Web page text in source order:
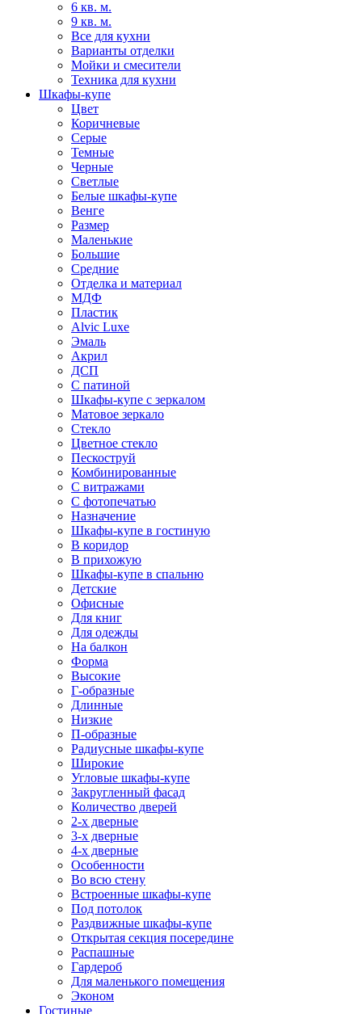
6 кв. м.
9 кв. м.
Все для кухни
Варианты отделки
Мойки и смесители
Техника для кухни
Шкафы-купе
Цвет
Коричневые
Серые
Темные
Черные
Светлые
Белые шкафы-купе
Венге
Размер
Маленькие
Большие
Средние
Отделка и материал
МДФ
Пластик
Alvic Luxe
Эмаль
Акрил
ДСП
С патиной
Шкафы-купе с зеркалом
Матовое зеркало
Стекло
Цветное стекло
Пескоструй
Комбинированные
С витражами
С фотопечатью
Назначение
Шкафы-купе в гостиную
В коридор
В прихожую
Шкафы-купе в спальню
Детские
Офисные
Для книг
Для одежды
На балкон
Форма
Высокие
Г-образные
Длинные
Низкие
П-образные
Радиусные шкафы-купе
Широкие
Угловые шкафы-купе
Закругленный фасад
Количество дверей
2-х дверные
3-х дверные
4-х дверные
Особенности
Во всю стену
Встроенные шкафы-купе
Под потолок
Раздвижные шкафы-купе
Открытая секция посередине
Распашные
Гардероб
Для маленького помещения
Эконом
Гостиные